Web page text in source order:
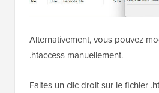
Alternativement, vous pouvez
.htaccess manuellement.
Faites un clic droit sur le fichier